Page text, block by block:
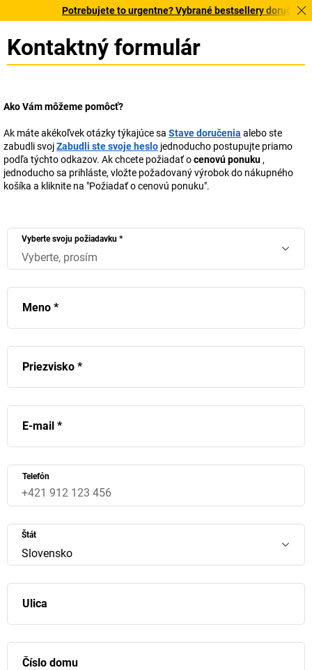
Potrebujete to urgentne? Vybrané bestsellery doručíme
Kontaktný formulár
Ako Vám môžeme pomôcť?
Ak máte akékoľvek otázky týkajúce sa Stave doručenia alebo ste
zabudli svojZabudli ste svoje heslo jednoducho postupujte priamo
podľa týchto odkazov. Ak chcete požiadať ocenovú ponuku ,
jednoducho sa prihláste, vložte požadovaný výrobok do nákupného
košíka a kliknite na "Požiadať o cenovú ponuku".
Vyberte svoju požiadavku *
Vyberte, prosím
Meno *
Priezvisko *
E-mail *
Telefón
Štát
Slovensko
Ulica
Číslo domu